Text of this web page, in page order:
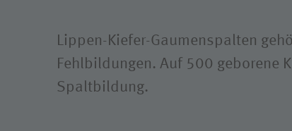
Lippen-Kiefer-Gaumenspalten
Fehlbildungen. Auf 500 geborene
Spaltbildung.